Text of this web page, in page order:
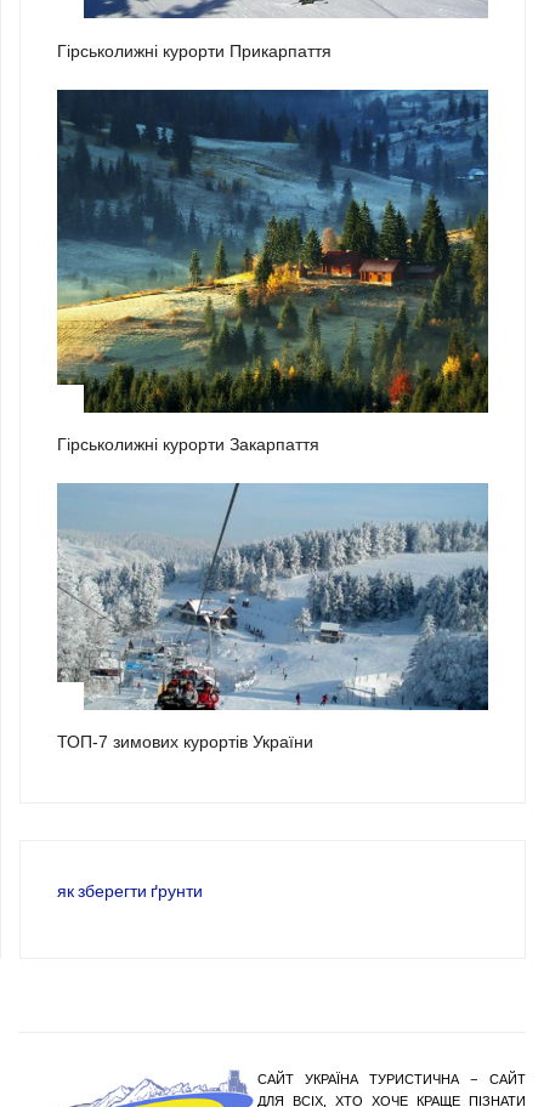
Гірськолижні курорти Прикарпаття
Гірськолижні курорти Закарпаття
ТОП-7 зимових курортів України
як зберегти ґрунти
САЙТ УКРАЇНА ТУРИСТИЧНА – САЙТ
ДЛЯ ВСІХ, ХТО ХОЧЕ КРАЩЕ ПІЗНАТИ